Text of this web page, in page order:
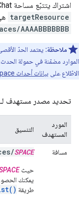
اشتراك يتتبّع مساحة Chat (
targetResource
AAAABBBBBBB
ملاحظة: يعتمد الحدّ
الموارد مضمّنة في حمولة
الاطّلاع على بيانات أحداث Google Workspace
تحديد مصدر مستهدف لـ Chat
المورد
المستهدف
التنسيق
مسافة SPACE
حيث
طريقة